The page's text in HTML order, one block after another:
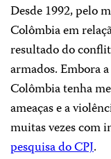
Desde 1992, pelo
Colômbia em
resultado do
armados. Embora
Colômbia tenha
ameaças e a
muitas vezes com
pesquisa do CPJ.